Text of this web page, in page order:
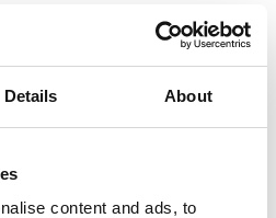
Details About
content and ads, to
- cykel
Vara
och Stora Levene.